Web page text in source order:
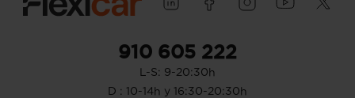
910 605 222
L-S: 9-20:30h
D : 10-14h y 16:30-20:30h